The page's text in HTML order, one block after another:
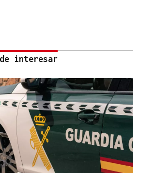
interesar